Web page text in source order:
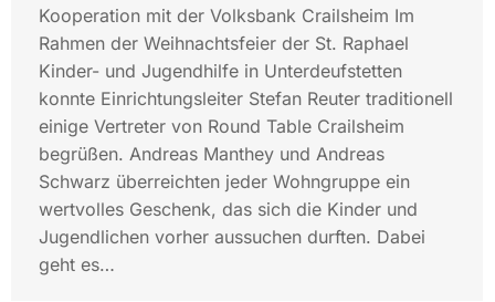
Kooperation mit der Volksbank Crailsheim Im
Rahmen der Weihnachtsfeier der St. Raphael
Kinder- und Jugendhilfe in Unterdeufstetten
konnte Einrichtungsleiter Stefan Reuter traditionell
einige Vertreter von Round Table Crailsheim
begrüßen. Andreas Manthey und Andreas
Schwarz überreichten jeder Wohngruppe ein
wertvolles Geschenk, das sich die Kinder und
Jugendlichen vorher aussuchen durften. Dabei
geht es…